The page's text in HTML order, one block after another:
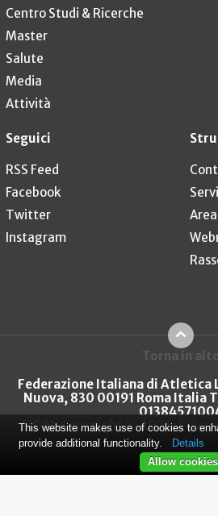
Centro Studi & Ricerche
Master
Salute
Media
Attività
Seguici
RSS Feed
Facebook
Twitter
Instagram
Torna in
Federazione Italiana di Atletica
Nuova, 830 00191 Roma Italia
FIDAL Copyright © 2026
This website makes use of cookies to
provide additional functionality.
Details
Allow cookies